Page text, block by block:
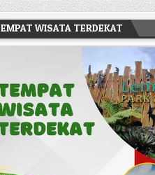
WISATA TERDEKAT